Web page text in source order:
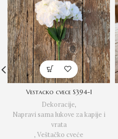
Vestacko cvece S394-1
Dekoracije,
Napravi sama lukove za kapije i
vrata
, Veštačko cveće